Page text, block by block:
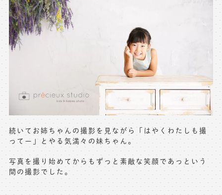
続いてお姉ちゃんの撮影を見ながら「はやくわたしも撮
ってー」とやる気満々の妹ちゃん。
写真を撮り始めてからもずっと素敵な笑顔であっという
間の撮影でした。